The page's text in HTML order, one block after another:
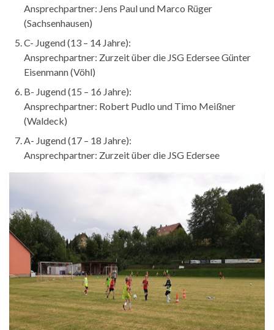
Ansprechpartner: Jens Paul und Marco Rüger
(Sachsenhausen)
C- Jugend (13 – 14 Jahre):
Ansprechpartner: Zurzeit über die JSG Edersee Günter
Eisenmann (Vöhl)
B- Jugend (15 – 16 Jahre):
Ansprechpartner: Robert Pudlo und Timo Meißner
(Waldeck)
A- Jugend (17 – 18 Jahre):
Ansprechpartner: Zurzeit über die JSG Edersee